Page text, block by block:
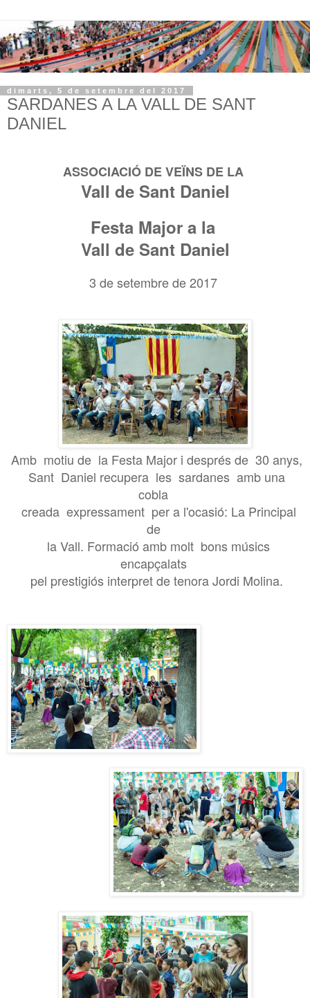
dimarts, 5 de setembre del 2017
SARDANES A LA VALL DE SANT
DANIEL
ASSOCIACIÓ DE VEÏNS DE LA
Vall de Sant Daniel
Festa Major a la
Vall de Sant Daniel
3 de setembre de 2017
Amb motiu de la Festa Major i després de 30 anys,
Sant Daniel recupera les sardanes amb una
cobla
creada expressament per a l'ocasió: La Principal
de
la Vall. Formació amb molt bons músics
encapçalats
pel prestigiós interpret de tenora Jordi Molina.